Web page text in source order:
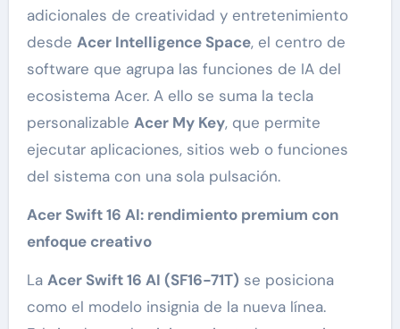
adicionales de creatividad y entretenimiento
desde Acer Intelligence Space, el centro de
software que agrupa las funciones de IA del
ecosistema Acer. A ello se suma la tecla
personalizable Acer My Key, que permite
ejecutar aplicaciones, sitios web o funciones
del sistema con una sola pulsación.
Acer Swift 16 AI: rendimiento premium con
enfoque creativo
La Acer Swift 16 AI (SF16-71T) se posiciona
como el modelo insignia de la nueva línea.